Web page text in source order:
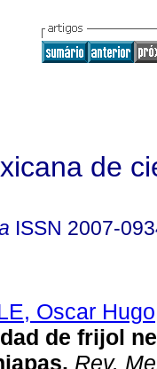
de
ISSN 2007-
Oscar Hugo
de frijol
Rev.